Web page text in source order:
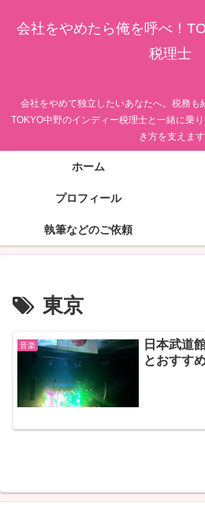
会社をやめたら俺を呼べ！
税理士
会社をやめて独立したいあなたへ。税務も
TOKYO中野のインディー税理士と一緒に乗
き方を支えます
ホーム
プロフィール
執筆などのご依頼
東京
音楽
日本武道
とおすす